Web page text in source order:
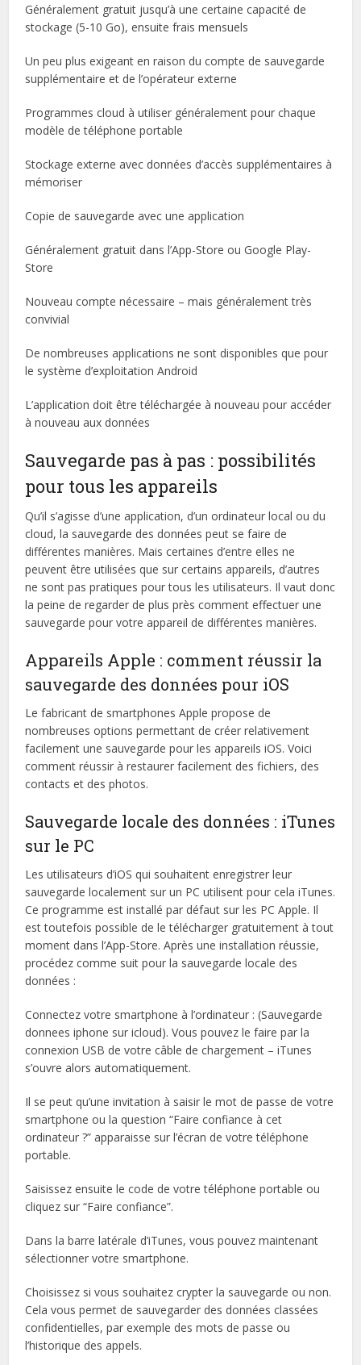
Généralement gratuit jusqu’à une certaine capacité de
stockage (5-10 Go), ensuite frais mensuels
Un peu plus exigeant en raison du compte de sauvegarde
supplémentaire et de l’opérateur externe
Programmes cloud à utiliser généralement pour chaque
modèle de téléphone portable
Stockage externe avec données d’accès supplémentaires à
mémoriser
Copie de sauvegarde avec une application
Généralement gratuit dans l’App-Store ou Google Play-
Store
Nouveau compte nécessaire – mais généralement très
convivial
De nombreuses applications ne sont disponibles que pour
le système d’exploitation Android
L’application doit être téléchargée à nouveau pour accéder
à nouveau aux données
Sauvegarde pas à pas : possibilités
pour tous les appareils
Qu’il s’agisse d’une application, d’un ordinateur local ou du
cloud, la sauvegarde des données peut se faire de
différentes manières. Mais certaines d’entre elles ne
peuvent être utilisées que sur certains appareils, d’autres
ne sont pas pratiques pour tous les utilisateurs. Il vaut donc
la peine de regarder de plus près comment effectuer une
sauvegarde pour votre appareil de différentes manières.
Appareils Apple : comment réussir la
sauvegarde des données pour iOS
Le fabricant de smartphones Apple propose de
nombreuses options permettant de créer relativement
facilement une sauvegarde pour les appareils iOS. Voici
comment réussir à restaurer facilement des fichiers, des
contacts et des photos.
Sauvegarde locale des données : iTunes
sur le PC
Les utilisateurs d’iOS qui souhaitent enregistrer leur
sauvegarde localement sur un PC utilisent pour cela iTunes.
Ce programme est installé par défaut sur les PC Apple. Il
est toutefois possible de le télécharger gratuitement à tout
moment dans l’App-Store. Après une installation réussie,
procédez comme suit pour la sauvegarde locale des
données :
Connectez votre smartphone à l’ordinateur : (Sauvegarde
donnees iphone sur icloud). Vous pouvez le faire par la
connexion USB de votre câble de chargement – iTunes
s’ouvre alors automatiquement.
Il se peut qu’une invitation à saisir le mot de passe de votre
smartphone ou la question “Faire confiance à cet
ordinateur ?” apparaisse sur l’écran de votre téléphone
portable.
Saisissez ensuite le code de votre téléphone portable ou
cliquez sur “Faire confiance”.
Dans la barre latérale d’iTunes, vous pouvez maintenant
sélectionner votre smartphone.
Choisissez si vous souhaitez crypter la sauvegarde ou non.
Cela vous permet de sauvegarder des données classées
confidentielles, par exemple des mots de passe ou
l’historique des appels.